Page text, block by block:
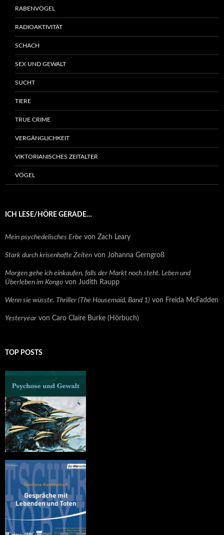
RABENVÖGEL
RADIOAKTIVITÄT
SCHACH
SEX UND GEWALT
SUCHT
TIERE
TRUE CRIME
VERGÄNGLICHKEIT
VIKTORIANISCHES ZEITALTER
VÖGEL
ICH LESE/HÖRE GERADE…
Mein psychedelisches Erbe von Zach Leary
Stark durch krisenhafte Zeiten von Johanna Gerngroß
Morgen gehe ich einkaufen, falls der Markt noch steht. Leben und
Überleben im Kongo von Judith Raupp
Wenn sie wüsste. Thriller (The Housemaid, Band 1) von Freida McFadden
Yesteryear von Caro Claire Burke (Hörbuch)
TOP POSTS